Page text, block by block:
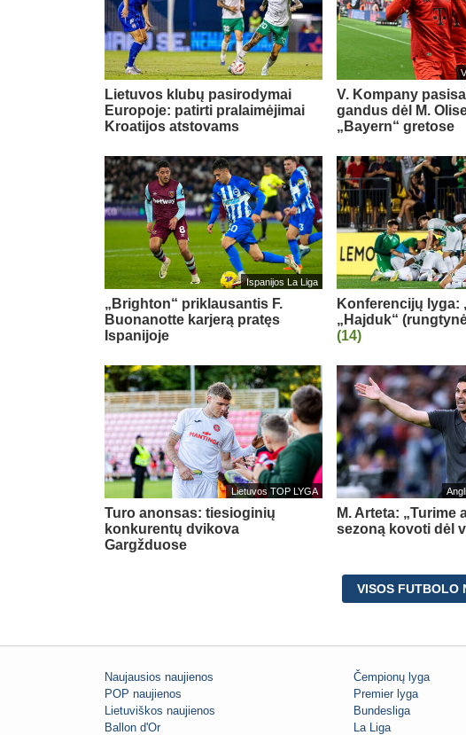
Lietuvos klubų pasirodymai
Europoje: patirti pralaimėjimai
Kroatijos atstovams
V. Kompany
gandus dėl M.
„Bayern“ gretose
Ispanijos La Liga
„Brighton“ priklausantis F.
Buonanotte karjerą pratęs
Ispanijoje
Konferencijų lyga:
„Hajduk“
(14)
Lietuvos TOP LYGA
Turo anonsas: tiesioginių
konkurentų dvikova
Gargžduose
M. Arteta: „Turime
sezoną kovoti dėl
VISOS FUTBOLO
Naujausios naujienos
POP naujienos
Lietuviškos naujienos
Ballon d'Or
Čempionų lyga
Premier lyga
Bundesliga
La Liga